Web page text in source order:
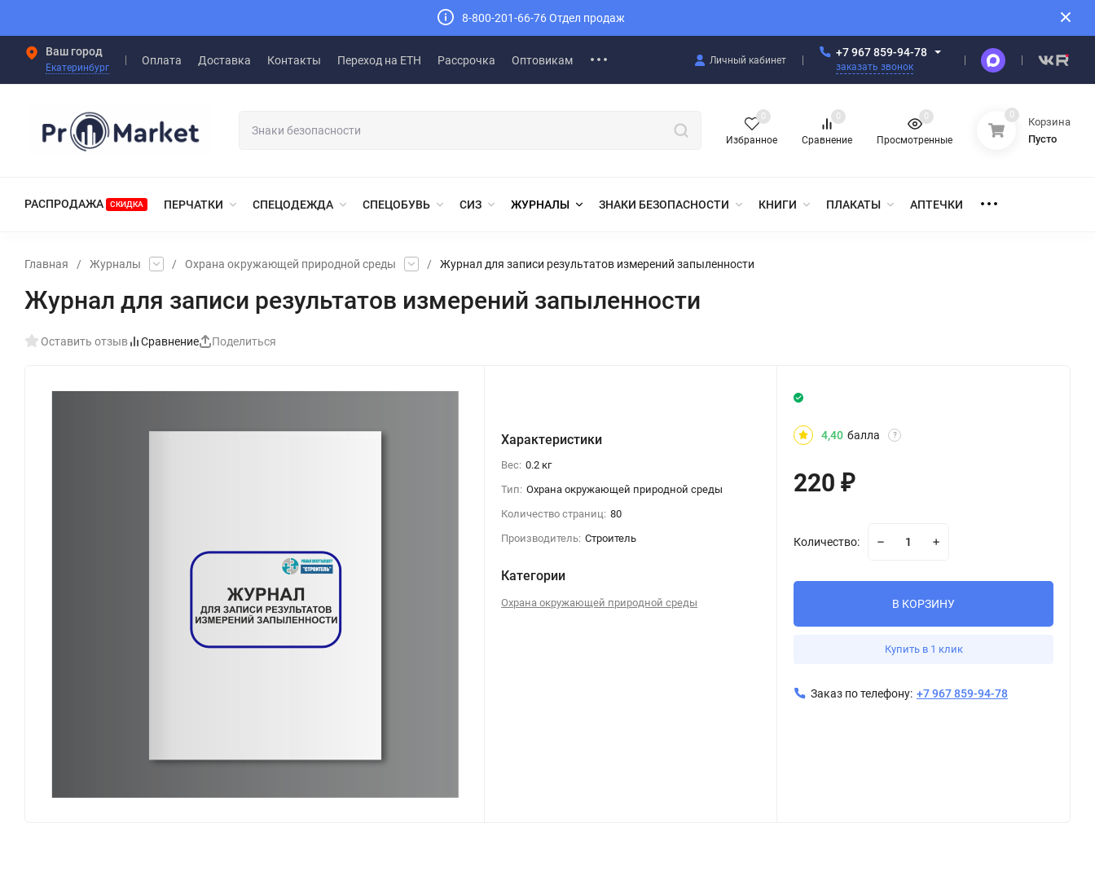
8-800-201-66-76 Отдел продаж
Ваш город
Екатеринбург
Оплата Доставка Контакты Переход на ЕТН Рассрочка Оптовикам Личный кабинет
+7 967 859-94-78
заказать звонок
Избранное
0
Сравнение
0
Просмотренные
0 0
Корзина
Пусто
РАСПРОДАЖА СКИДКА ПЕРЧАТКИ СПЕЦОДЕЖДА СПЕЦОБУВЬ СИЗ ЖУРНАЛЫ ЗНАКИ БЕЗОПАСНОСТИ КНИГИ ПЛАКАТЫ АПТЕЧКИ
Главная / Журналы / Охрана окружающей природной среды / Журнал для записи результатов измерений запыленности
Журнал для записи результатов измерений запыленности
Оставить отзыв Сравнение Поделиться
Характеристики
Вес: 0.2 кг
Тип: Охрана окружающей природной среды
Количество страниц: 80
Производитель: Строитель
Категории
Охрана окружающей природной среды
4,40 балла ?
220₽
Количество:
В КОРЗИНУ
Купить в 1 клик
Заказ по телефону: +7 967 859-94-78